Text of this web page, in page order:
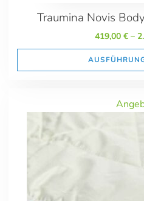
Traumina Novis
419,00 € –